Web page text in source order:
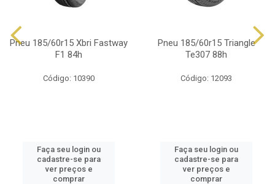
Pneu 185/60r15 Xbri Fastway
F1 84h
Código: 10390
Faça seu login ou
cadastre-se para
ver preços e
comprar
Pneu 185/60r15 Triangle
Te307 88h
Código: 12093
Faça seu login ou
cadastre-se para
ver preços e
comprar